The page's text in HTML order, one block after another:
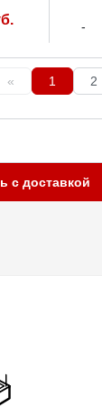
« 1 2
с доставкой